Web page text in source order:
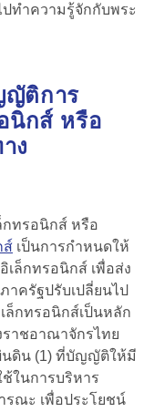
ปทำความรู้จักกับพระ
ญัติการ
นิกส์ หรือ
ง
ทรอนิกส์ หรือ
ส์ เป็นการกำหนดให้
เล็กทรอนิกส์ เพื่อส่ง
าครัฐปรับเปลี่ยนไป
ล็กทรอนิกส์เป็นหลัก
าชอาณาจักรไทย
นดิน (1) ที่บัญญัติให้มี
ในการบริหาร
รณะ เพื่อประโยชน์